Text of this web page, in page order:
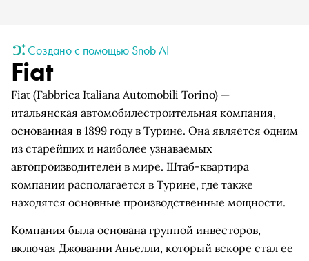
Создано с помощью Snob AI
Fiat
Fiat (Fabbrica Italiana Automobili Torino) —
итальянская автомобилестроительная компания,
основанная в 1899 году в Турине. Она является одним
из старейших и наиболее узнаваемых
автопроизводителей в мире. Штаб-квартира
компании располагается в Турине, где также
находятся основные производственные мощности.
Компания была основана группой инвесторов,
включая Джованни Аньелли, который вскоре стал ее